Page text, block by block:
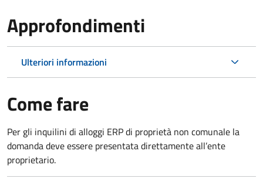
Approfondimenti
Ulteriori informazioni
Come fare
Per gli inquilini di alloggi ERP di proprietà non comunale la
domanda deve essere presentata direttamente all’ente
proprietario.